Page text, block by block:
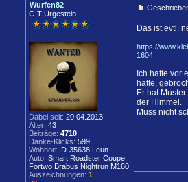
Wurfen82
C-T Urgestein
Dabei seit: 20.04.2013
Alter: 43
Beiträge: 4710
Danke-Klicks: 599
Wohnort: D-35638 Leun
Auto: Smart Roadster Coupe,
Fortwo Brabus Nightrun M160
Auszeichnungen: 1
Das ist evtl.
https://
1604
Ich hatte vor
hatte,
Er hat
der Himmel.
Muss nicht